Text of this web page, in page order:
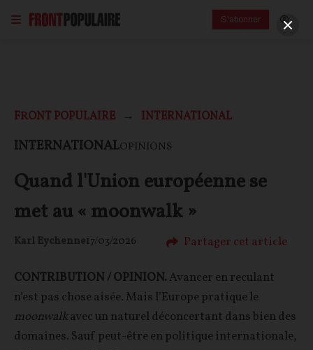
S'abonner
FRONT POPULAIRE INTERNATIONAL
INTERNATIONALOPINIONS
Quand l'Union européenne se
met au « moonwalk »
Karl Eychenne17/03/2026 Partager cet article
CONTRIBUTION / OPINION.Avancer en reculant
n’est pas chose aisée. Mais l’Europe pratique le
moonwalkavec un naturel déconcertant dans bien des
domaines. Sauf peut-être en politique internationale,